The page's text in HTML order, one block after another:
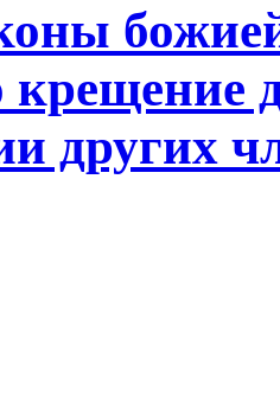
крещение
других